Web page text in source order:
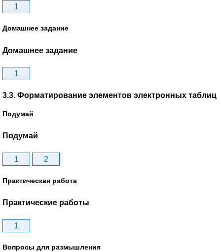
1
Домашнее задание
Домашнее задание
1
3.3. Форматирование элементов электронных таблиц
Подумай
Подумай
1 2
Практическая работа
Практические работы
1
Вопросы для размышления